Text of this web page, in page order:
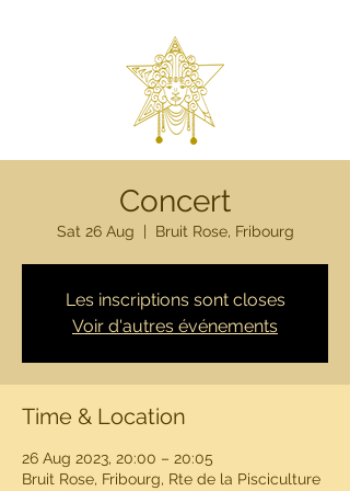
Concert
Sat 26 Aug Bruit Rose, Fribourg
Les inscriptions sont closes
Voir d'autres événements
Time & Location
26 Aug 2023, 20:00 – 20:05
Bruit Rose, Fribourg, Rte de la Pisciculture